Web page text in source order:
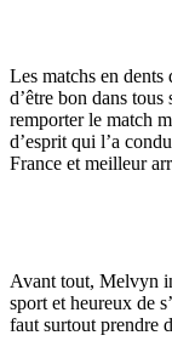
Les matchs en dents
d’être bon dans
remporter le match
d’esprit qui l’a
France et meilleur
Avant tout, Melvyn
sport et heureux de
faut surtout prendre